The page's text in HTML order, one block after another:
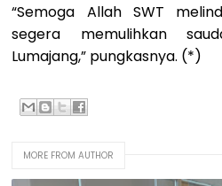
“Semoga Allah SWT
segera memulihkan
Lumajang,” pungkasnya. (*)
MORE FROM AUTHOR